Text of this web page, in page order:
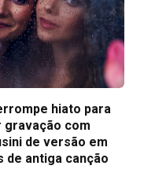
hiato para
gravação com
de versão em
de antiga canção